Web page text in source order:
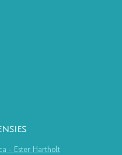
- Ester Hartholt